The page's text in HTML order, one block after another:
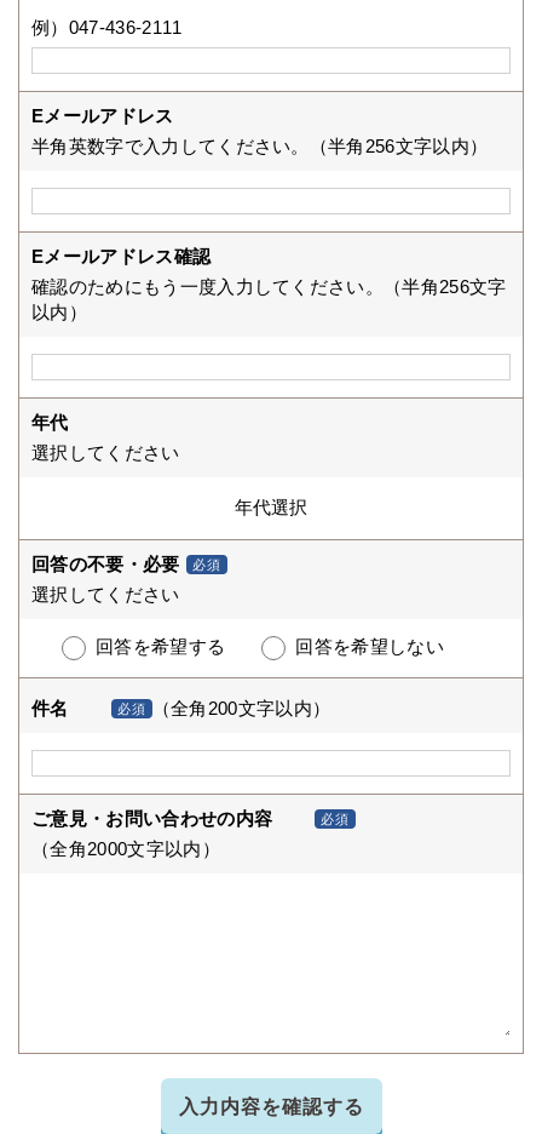
例）047-436-2111
Eメールアドレス
半角英数字で入力してください。（半角256文字以内）
Eメールアドレス確認
確認のためにもう一度入力してください。（半角256文字
以内）
年代
選択してください
回答の不要・必要 必須
選択してください
回答を希望する 回答を希望しない
件名 必須 （全角200文字以内）
ご意見・お問い合わせの内容 必須
（全角2000文字以内）
入力内容を確認する